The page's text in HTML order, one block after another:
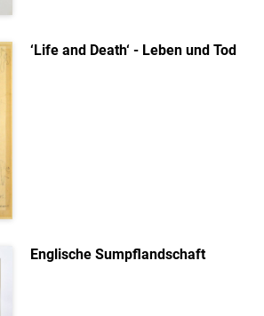
‘Life and Death‘ - Leben und Tod
Englische Sumpflandschaft